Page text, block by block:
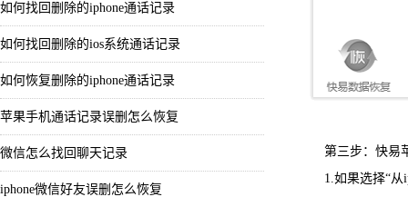
如何找回删除的iphone通话记录
如何找回删除的ios系统通话记录
如何恢复删除的iphone通话记录
苹果手机通话记录误删怎么恢复
微信怎么找回聊天记录
iphone微信好友误删怎么恢复
第三步：快易
1.如果选择“从